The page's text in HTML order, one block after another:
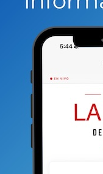
Jurídica
cualquier
para definir la
o artificial?